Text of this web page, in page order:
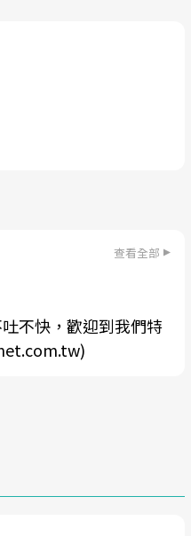
查看全部
不快，歡迎到我們特